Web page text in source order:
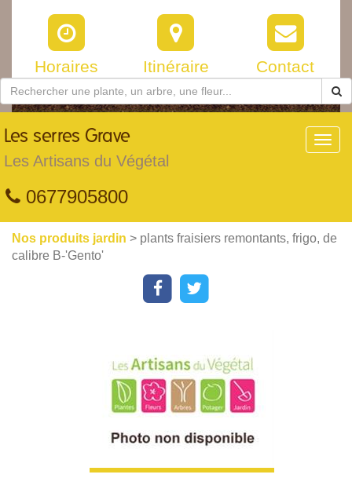
Horaires Itinéraire Contact
Les serres Grave
Les Artisans du Végétal
0677905800
Nos produits jardin > plants fraisiers remontants, frigo, de
calibre B-'Gento'